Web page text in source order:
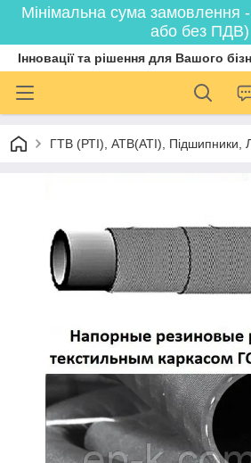
Мінімальна сума замовлення
або без ПДВ)
Інновації та рішення для Вашого
ГТВ (РТI), АТВ(АТI), Пiдшипники,